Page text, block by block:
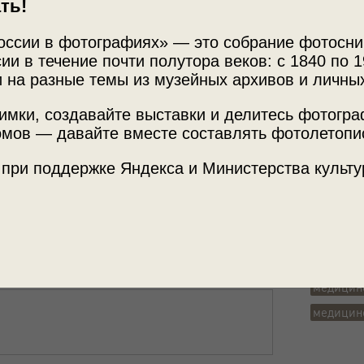
в фотографиях» — это собрание
в течение почти полутора веков: с 1840 по
на разные темы из музейных архивов и
создавайте выставки и делитесь
— давайте вместе составлять
поддержке Яндекса и Министерства
Архив
доктора Немсадзе»